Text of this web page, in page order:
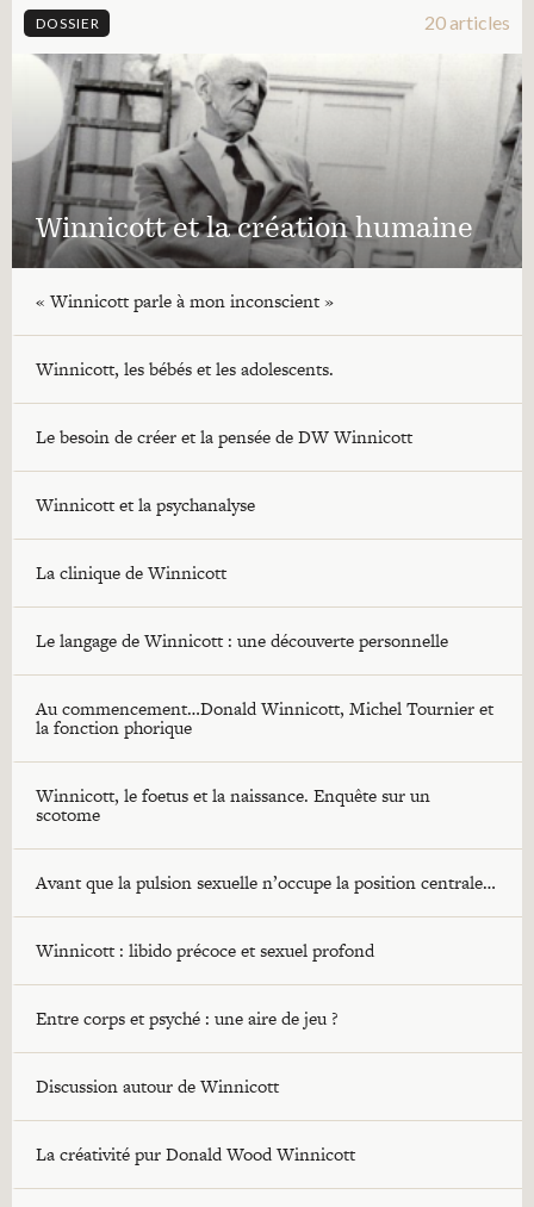
DOSSIER 20 articles
Winnicott et la création humaine
« Winnicott parle à mon inconscient »
Winnicott, les bébés et les adolescents.
Le besoin de créer et la pensée de DW Winnicott
Winnicott et la psychanalyse
La clinique de Winnicott
Le langage de Winnicott : une découverte personnelle
Au commencement…Donald Winnicott, Michel Tournier et
la fonction phorique
Winnicott, le foetus et la naissance. Enquête sur un
scotome
Avant que la pulsion sexuelle n’occupe la position centrale…
Winnicott : libido précoce et sexuel profond
Entre corps et psyché : une aire de jeu ?
Discussion autour de Winnicott
La créativité pur Donald Wood Winnicott